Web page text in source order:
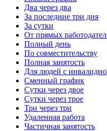
Два через два
За последние три дня
За сутки
От прямых
Полный день
По совместительству
Полная занятость
Для людей с
Сменный график
Сутки через двое
Сутки через трое
Три через три
Удаленная работа
Частичная занятость